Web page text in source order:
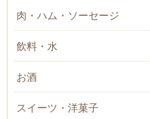
肉・ハム・ソーセージ
飲料・水
お酒
スイーツ・洋菓子